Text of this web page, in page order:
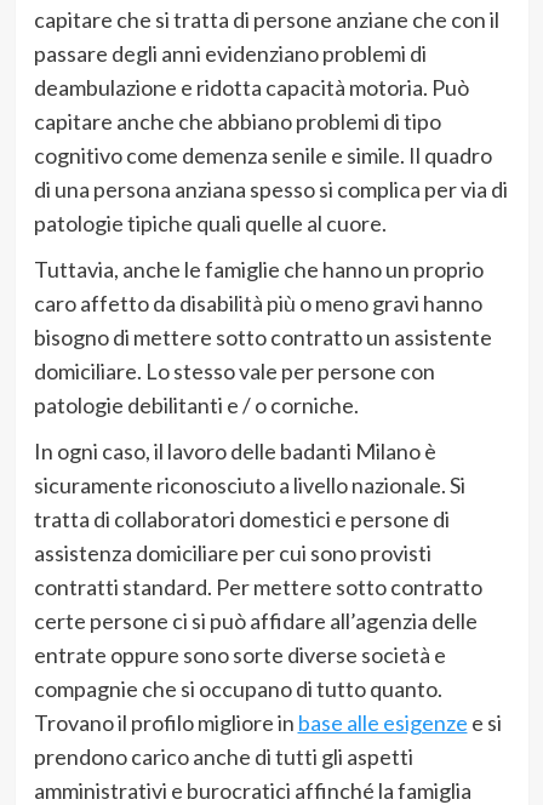
capitare che si tratta di persone anziane che con il
passare degli anni evidenziano problemi di
deambulazione e ridotta capacità motoria. Può
capitare anche che abbiano problemi di tipo
cognitivo come demenza senile e simile. Il quadro
di una persona anziana spesso si complica per via di
patologie tipiche quali quelle al cuore.
Tuttavia, anche le famiglie che hanno un proprio
caro affetto da disabilità più o meno gravi hanno
bisogno di mettere sotto contratto un assistente
domiciliare. Lo stesso vale per persone con
patologie debilitanti e / o corniche.
In ogni caso, il lavoro delle badanti Milano è
sicuramente riconosciuto a livello nazionale. Si
tratta di collaboratori domestici e persone di
assistenza domiciliare per cui sono provisti
contratti standard. Per mettere sotto contratto
certe persone ci si può affidare all’agenzia delle
entrate oppure sono sorte diverse società e
compagnie che si occupano di tutto quanto.
Trovano il profilo migliore in base alle esigenze e si
prendono carico anche di tutti gli aspetti
amministrativi e burocratici affinché la famiglia